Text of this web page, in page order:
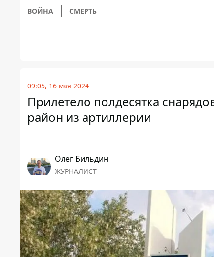
ВОЙНА СМЕРТЬ
09:05, 16 мая 2024
Прилетело полдесятка
район из артиллерии
Олег Бильдин
ЖУРНАЛИСТ